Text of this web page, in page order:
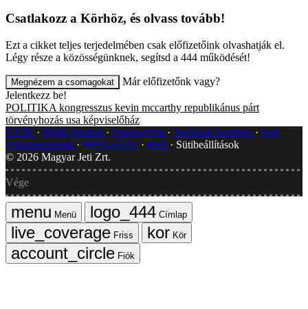
Csatlakozz a Körhöz, és olvass tovább!
Ezt a cikket teljes terjedelmében csak előfizetőink olvashatják el.
Légy része a közösségünknek, segítsd a 444 működését!
Megnézem a csomagokat
Már előfizetőnk vagy?
Jelentkezz be!
POLITIKA kongresszus kevin mccarthy republikánus párt
törvényhozás usa képviselőház
GYIK
Hibát jelentek Impresszum Javítások kezelése
Jogi
dokumentumok
Médiaajánlat RSS
Sütibeállítások
© 2026 Magyar Jeti Zrt.
Vége
Menü
Címlap
Friss
Kör
Fiók